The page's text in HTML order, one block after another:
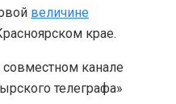
величине
крае.
совместном канале
телеграфа»